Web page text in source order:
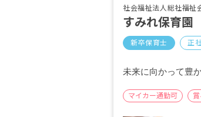
社会福祉法人総社福祉
すみれ保育園
新卒保育士 正
未来に向かって豊
マイカー通勤可